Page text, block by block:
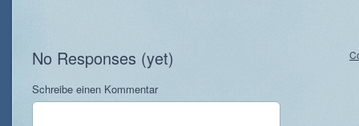
No Responses (yet)
Schreibe einen Kommentar